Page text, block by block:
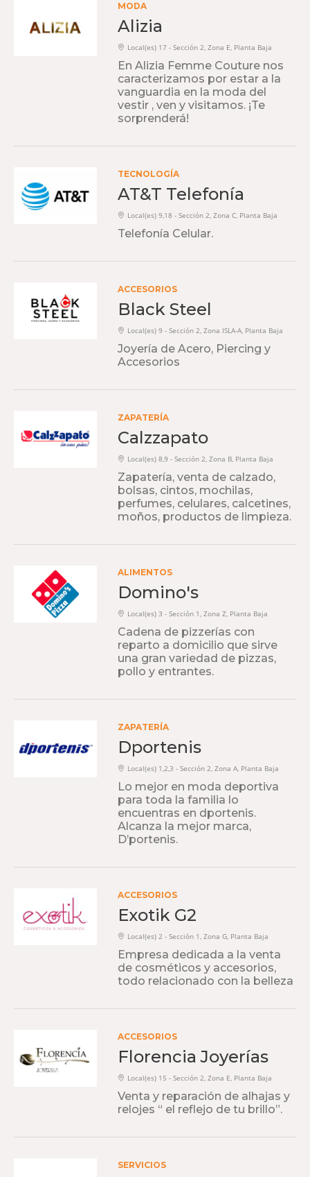
MODA
Alizia
Local(es) 17 - Sección 2, Zona E, Planta Baja
En Alizia Femme Couture nos
caracterizamos por estar a la
vanguardia en la moda del
vestir , ven y visitamos. ¡Te
sorprenderá!
TECNOLOGÍA
AT&T Telefonía
Local(es) 9,18 - Sección 2, Zona C, Planta Baja
Telefonía Celular.
ACCESORIOS
Black Steel
Local(es) 9 - Sección 2, Zona ISLA-A, Planta Baja
Joyería de Acero, Piercing y
Accesorios
ZAPATERÍA
Calzzapato
Local(es) 8,9 - Sección 2, Zona B, Planta Baja
Zapatería, venta de calzado,
bolsas, cintos, mochilas,
perfumes, celulares, calcetines,
moños, productos de limpieza.
ALIMENTOS
Domino's
Local(es) 3 - Sección 1, Zona Z, Planta Baja
Cadena de pizzerías con
reparto a domicilio que sirve
una gran variedad de pizzas,
pollo y entrantes.
ZAPATERÍA
Dportenis
Local(es) 1,2,3 - Sección 2, Zona A, Planta Baja
Lo mejor en moda deportiva
para toda la familia lo
encuentras en dportenis.
Alcanza la mejor marca,
D’portenis.
ACCESORIOS
Exotik G2
Local(es) 2 - Sección 1, Zona G, Planta Baja
Empresa dedicada a la venta
de cosméticos y accesorios,
todo relacionado con la belleza
ACCESORIOS
Florencia Joyerías
Local(es) 15 - Sección 2, Zona E, Planta Baja
Venta y reparación de alhajas y
relojes “ el reflejo de tu brillo”.
SERVICIOS